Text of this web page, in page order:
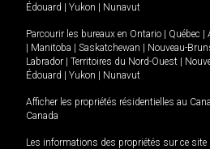
Édouard
Yukon Nunavut
Parcourir les bureaux en Ontario Québec
Manitoba Saskatchewan Nouveau-
Labrador
Territoires du Nord-Ouest
Édouard
Yukon Nunavut
Afficher les propriétés résidentielles au
Canada
Les informations des propriétés sur ce